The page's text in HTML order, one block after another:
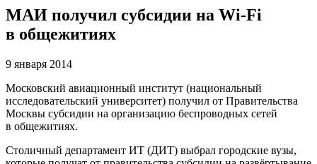
МАИ получил субсидии на Wi-Fi
в общежитиях
9 января 2014
Московский авиационный институт (национальный
исследовательский университет) получил от Правительства
Москвы субсидии на организацию беспроводных сетей
в общежитиях.
Столичный департамент ИТ (ДИТ) выбрал городские вузы,